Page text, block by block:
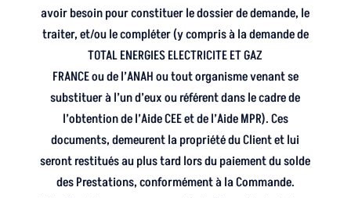
avoir besoin pour constituer le dossier de demande, le
traiter, et/ou le compléter (y compris à la demande de
TOTAL ENERGIES ELECTRICITE ET GAZ
FRANCE ou de l’ANAH ou tout organisme venant se
substituer à l’un d’eux ou référent dans le cadre de
l’obtention de l’Aide CEE et de l’Aide MPR). Ces
documents, demeurent la propriété du Client et lui
seront restitués au plus tard lors du paiement du solde
des Prestations, conformément à la Commande.